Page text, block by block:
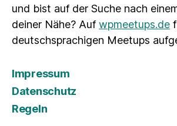
und bist auf der Suche nach
deiner Nähe? Auf wpmeetups.de
deutschsprachigen Meetups
Impressum
Datenschutz
Regeln